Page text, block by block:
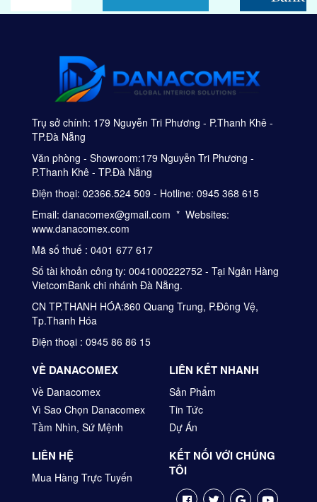
Trụ sở chính: 179 Nguyễn Tri Phương - P.Thanh Khê -
TP.Đà Nẵng
Văn phòng - Showroom:179 Nguyễn Tri Phương -
P.Thanh Khê - TP.Đà Nẵng
Điện thoại: 02366.524 509 - Hotline: 0945 368 615
Email: danacomex@gmail.com * Websites:
www.danacomex.com
Mã số thuế : 0401 677 617
Số tài khoản công ty: 0041000222752 - Tại Ngân Hàng
VietcomBank chi nhánh Đà Nẵng.
CN TP.THANH HÓA:860 Quang Trung, P.Đông Vệ,
Tp.Thanh Hóa
Điện thoại : 0945 86 86 15
VỀ DANACOMEX
Về Danacomex
Vì Sao Chọn Danacomex
Tầm Nhìn, Sứ Mệnh
LIÊN HỆ
Mua Hàng Trực Tuyến
LIÊN KẾT NHANH
Sản Phẩm
Tin Tức
Dự Án
KẾT NỐI VỚI CHÚNG
TÔI